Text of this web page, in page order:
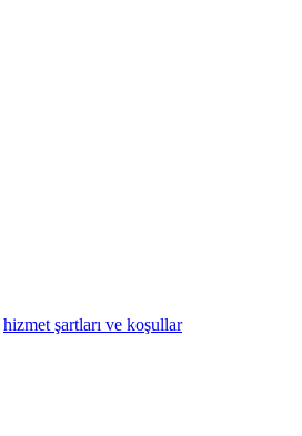
hizmet şartları ve koşullar